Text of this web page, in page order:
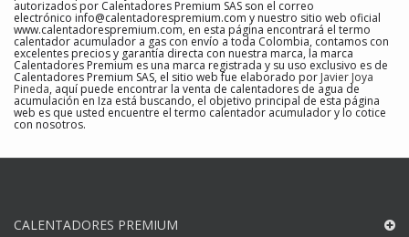
autorizados por Calentadores Premium SAS son el correo
electrónico info@calentadorespremium.com y nuestro sitio web oficial
www.calentadorespremium.com, en esta página encontrará el termo
calentador acumulador a gas con envío a toda Colombia, contamos con
excelentes precios y garantía directa con nuestra marca, la marca
Calentadores Premium es una marca registrada y su uso exclusivo es de
Calentadores Premium SAS, el sitio web fue elaborado por Javier Joya
Pineda, aquí puede encontrar la venta de calentadores de agua de
acumulación en Iza está buscando, el objetivo principal de esta página
web es que usted encuentre el termo calentador acumulador y lo cotice
con nosotros.
CALENTADORES PREMIUM